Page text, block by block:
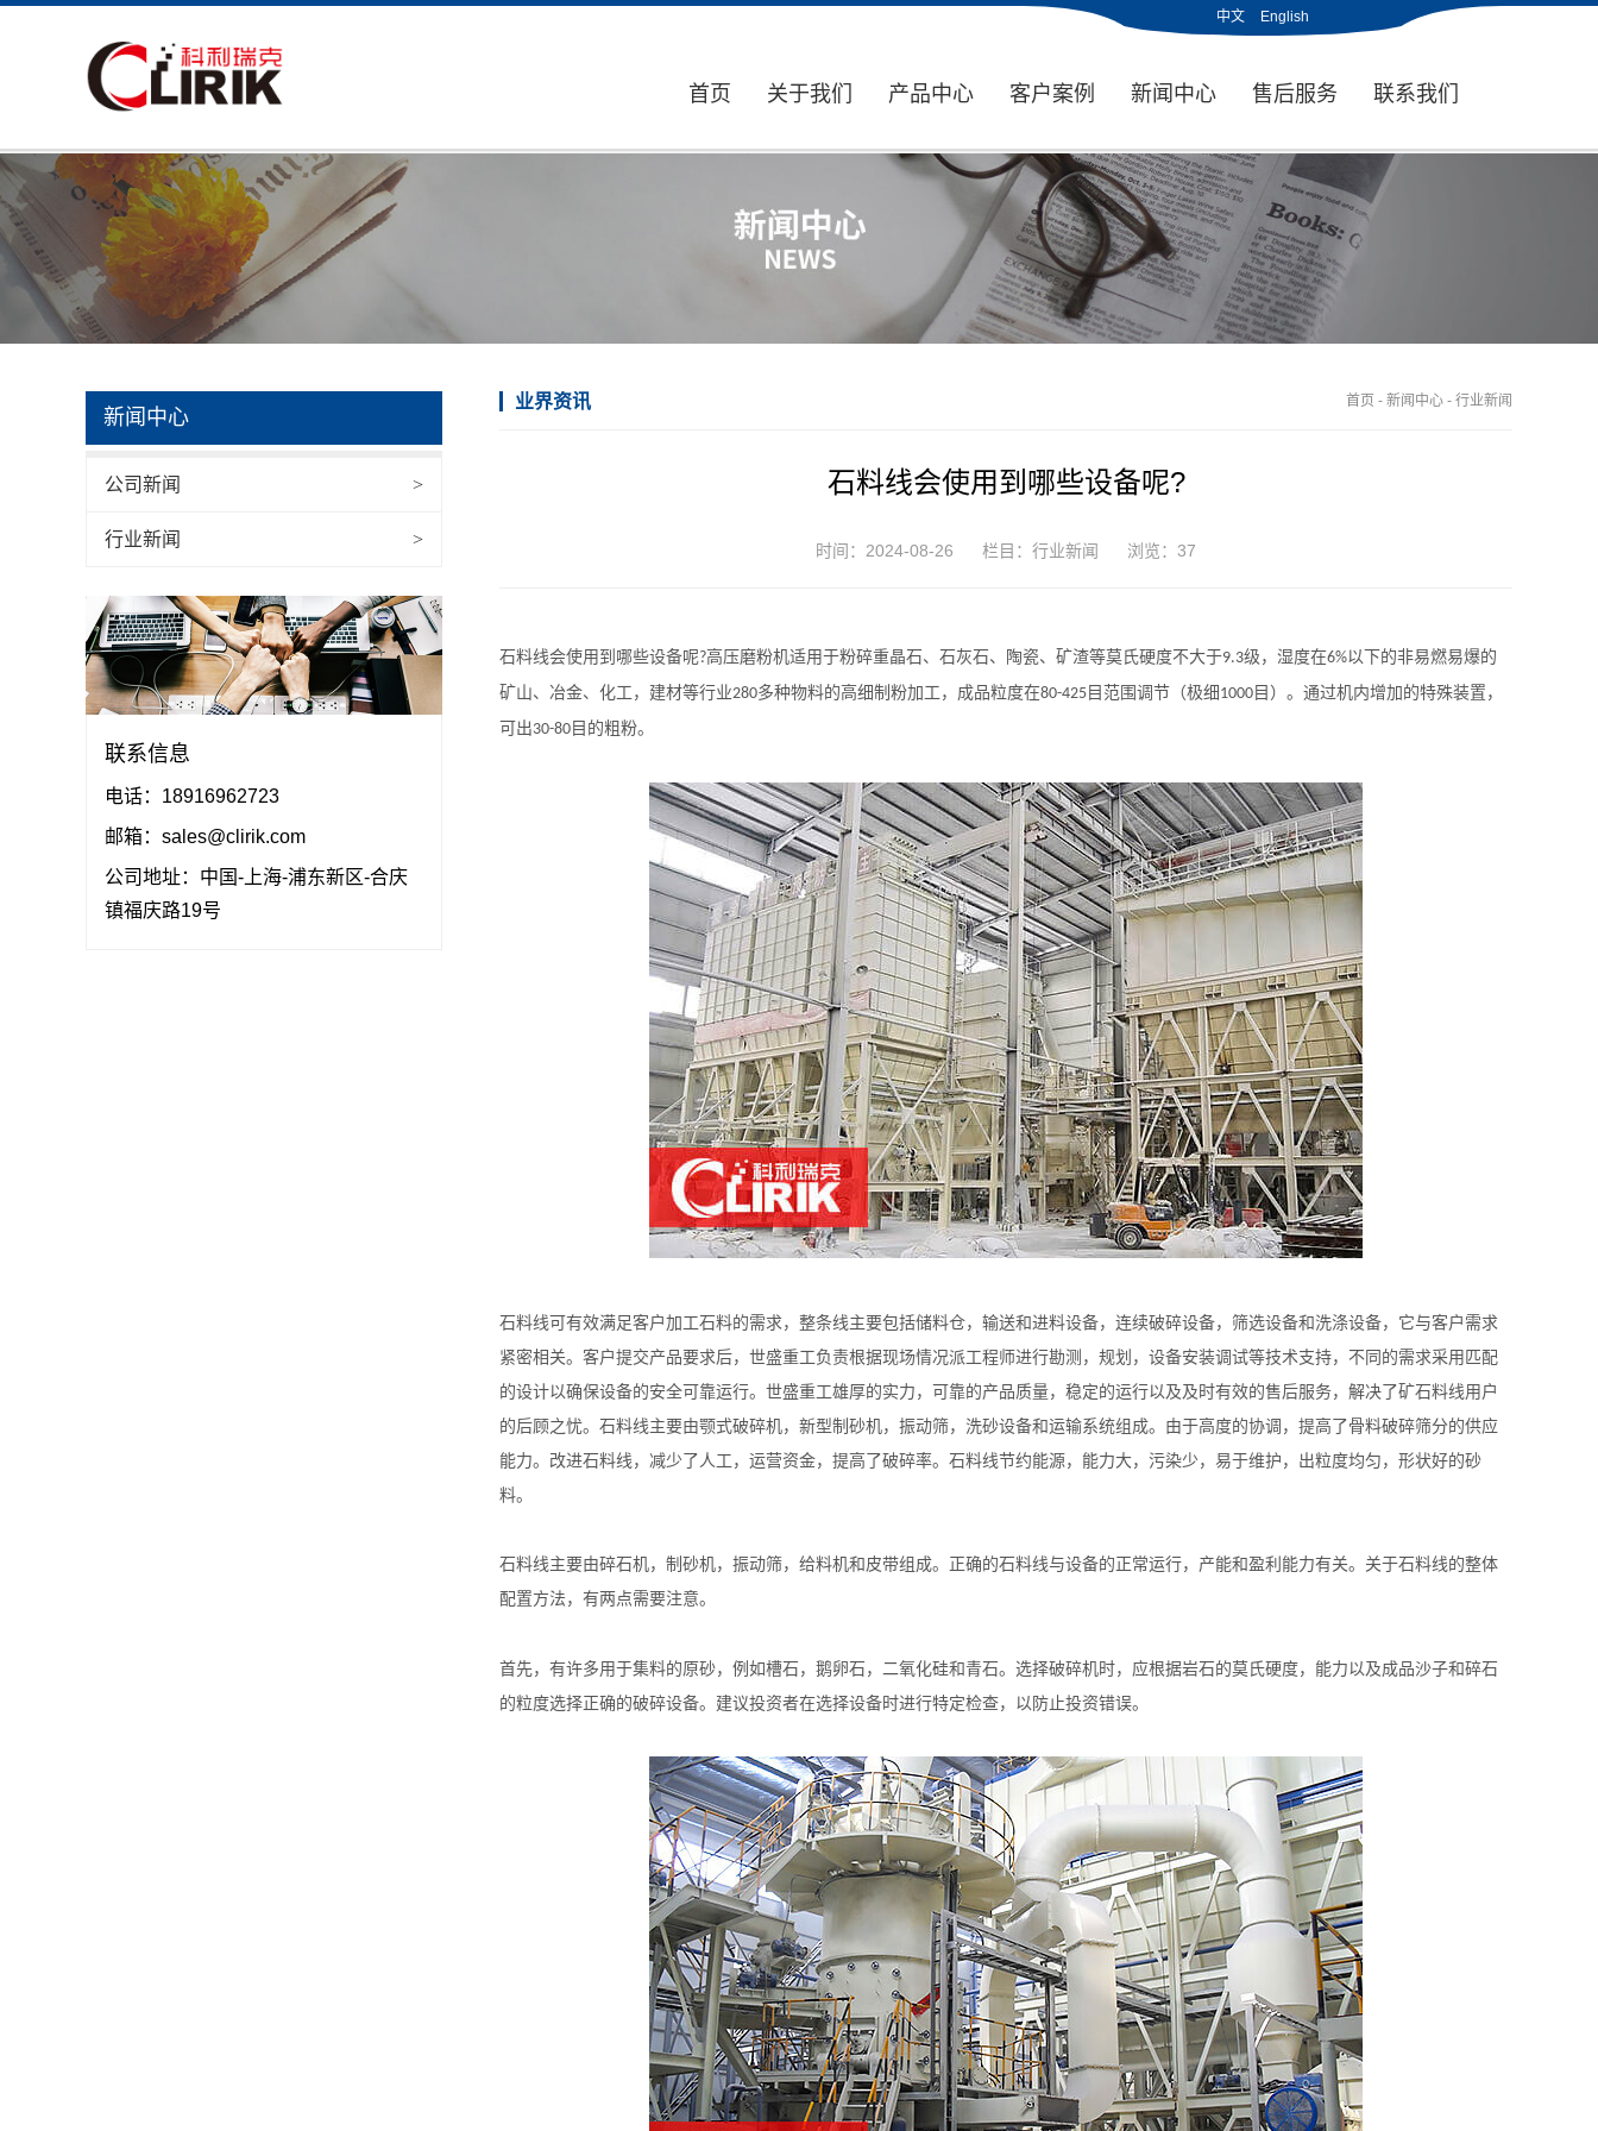
中文 English
首页 关于我们 产品中心 客户案例 新闻中心 售后服务 联系我们
新闻中心
公司新闻 >
行业新闻 >
联系信息
电话：18916962723
邮箱：sales@clirik.com
公司地址：中国-上海-浦东新区-合庆
镇福庆路19号
业界资讯 首页 - 新闻中心 - 行业新闻
石料线会使用到哪些设备呢?
时间：2024-08-26 栏目： 行业新闻 浏览： 37
石料线会使用到哪些设备呢?高压磨粉机适用于粉碎重晶石、石灰石、陶瓷、矿渣等莫氏硬度不大于9.3级，湿度在6%以下的非易燃易爆的
矿山、冶金、化工，建材等行业280多种物料的高细制粉加工，成品粒度在80-425 目范围调节（极细 1000 目）。通过机内增加的特殊装置，
可出30-80 目的粗粉。
石料线可有效满足客户加工石料的需求，整条线主要包括储料仓，输送和进料设备，连续破碎设备，筛选设备和洗涤设备，它与客户需求
紧密相关。客户提交产品要求后，世盛重工负责根据现场情况派工程师进行勘测，规划，设备安装调试等技术支持，不同的需求采用匹配
的设计以确保设备的安全可靠运行。世盛重工雄厚的实力，可靠的产品质量，稳定的运行以及及时有效的售后服务，解决了矿石料线用户
的后顾之忧。石料线主要由颚式破碎机，新型制砂机，振动筛，洗砂设备和运输系统组成。由于高度的协调，提高了骨料破碎筛分的供应
能力。改进石料线，减少了人工，运营资金，提高了破碎率。石料线节约能源，能力大，污染少，易于维护，出粒度均匀，形状好的砂
料。
石料线主要由碎石机，制砂机，振动筛，给料机和皮带组成。正确的石料线与设备的正常运行，产能和盈利能力有关。关于石料线的整体
配置方法，有两点需要注意。
首先，有许多用于集料的原砂，例如槽石，鹅卵石，二氧化硅和青石。选择破碎机时，应根据岩石的莫氏硬度，能力以及成品沙子和碎石
的粒度选择正确的破碎设备。建议投资者在选择设备时进行特定检查，以防止投资错误。